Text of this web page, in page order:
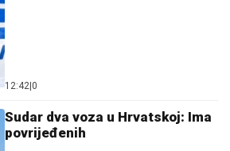
12:42 0
Sudar dva voza u Hrvatskoj: Ima
povrijeđenih